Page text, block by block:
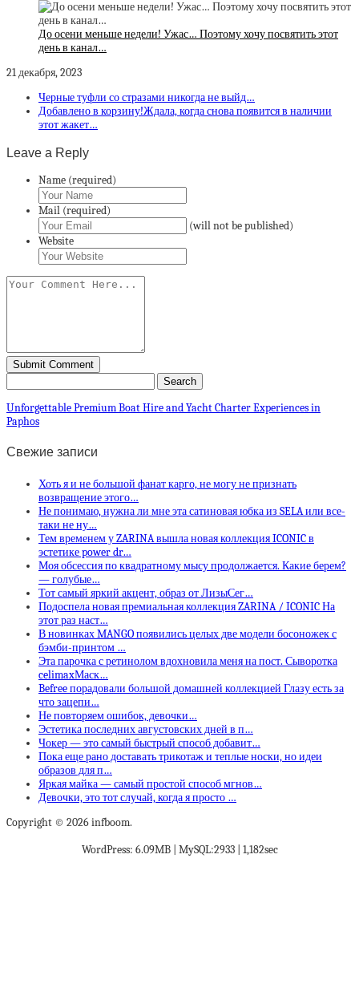
До осени меньше недели! Ужас… Поэтому хочу посвятить этот
день в канал…
21 декабря, 2023
Черные туфли со стразами никогда не выйд…
Добавлено в корзину!Ждала, когда снова появится в наличии
этот жакет…
Leave a Reply
Name (required)
Mail (required)
(will not be published)
Website
Unforgettable Premium Boat Hire and Yacht Charter Experiences in
Paphos
Свежие записи
Хоть я и не большой фанат карго, не могу не признать
возвращение этого…
Не понимаю, нужна ли мне эта сатиновая юбка из SELA или все-
таки не ну…
Тем временем у ZARINA вышла новая коллекция ICONIC в
эстетике power dr…
Моя обсессия по квадратному мысу продолжается. Какие берем?
— голубые…
Тот самый яркий акцент, образ от ЛизыСег…
Подоспела новая премиальная коллекция ZARINA / ICONIC На
этот раз наст…
В новинках MANGO появились целых две модели босоножек с
бэмби-принтом …
Эта парочка с ретинолом вдохновила меня на пост. Сыворотка
celimaxМаск…
Befree порадовали большой домашней коллекцией Глазу есть за
что зацепи…
Не повторяем ошибок, девочки…
Эстетика последних августовских дней в п…
Чокер — это самый быстрый способ добавит…
Пока еще рано доставать трикотаж и теплые носки, но идеи
образов для п…
Яркая майка — самый простой способ мгнов…
Девочки, это тот случай, когда я просто …
Copyright © 2026 infboom.
WordPress: 6.09MB | MySQL:2933 | 1,182sec